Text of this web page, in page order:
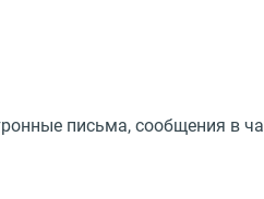
письма, сообщения в